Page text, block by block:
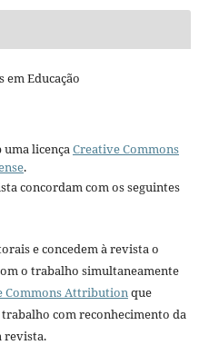
em Educação
uma licençaCreative Commons
.
concordam com os seguintes
e concedem à revista o
o trabalho simultaneamente
Commons Attributionque
com reconhecimento da
revista.